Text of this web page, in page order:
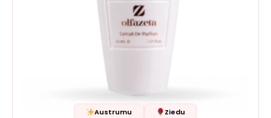
Austrumu Ziedu